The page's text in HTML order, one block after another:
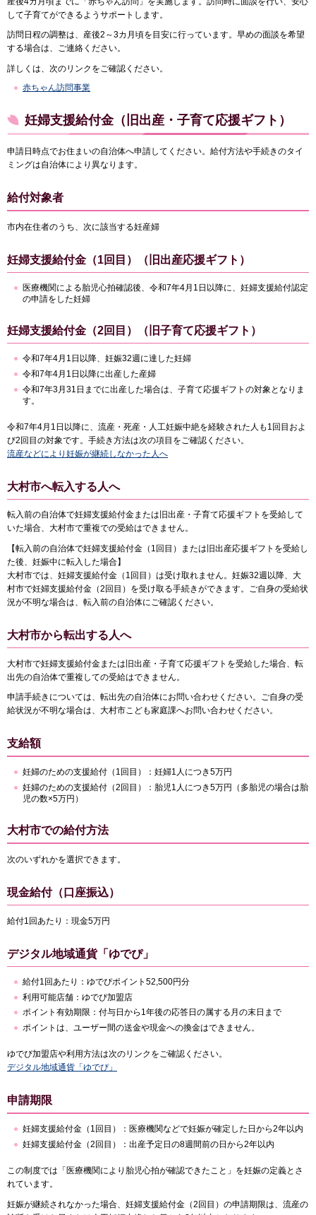
して子育てができるようサポートします。
訪問日程の調整は、産後2～3カ月頃を目安に行っています。早めの面談を希望
する場合は、ご連絡ください。
詳しくは、次のリンクをご確認ください。
赤ちゃん訪問事業
妊婦支援給付金（旧出産・子育て応援ギフト）
申請日時点でお住まいの自治体へ申請してください。給付方法や手続きのタイ
ミングは自治体により異なります。
給付対象者
市内在住者のうち、次に該当する妊産婦
妊婦支援給付金（1回目）（旧出産応援ギフト）
医療機関による胎児心拍確認後、令和7年4月1日以降に、妊婦支援給付認定
の申請をした妊婦
妊婦支援給付金（2回目）（旧子育て応援ギフト）
令和7年4月1日以降、妊娠32週に達した妊婦
令和7年4月1日以降に出産した産婦
令和7年3月31日までに出産した場合は、子育て応援ギフトの対象となりま
す。
令和7年4月1日以降に、流産・死産・人工妊娠中絶を経験された人も1回目およ
び2回目の対象です。手続き方法は次の項目をご確認ください。
流産などにより妊娠が継続しなかった人へ
大村市へ転入する人へ
転入前の自治体で妊婦支援給付金または旧出産・子育て応援ギフトを受給して
いた場合、大村市で重複での受給はできません。
【転入前の自治体で妊婦支援給付金（1回目）または旧出産応援ギフトを受給し
た後、妊娠中に転入した場合】
大村市では、妊婦支援給付金（1回目）は受け取れません。妊娠32週以降、大
村市で妊婦支援給付金（2回目）を受け取る手続きができます。ご自身の受給状
況が不明な場合は、転入前の自治体にご確認ください。
大村市から転出する人へ
大村市で妊婦支援給付金または旧出産・子育て応援ギフトを受給した場合、転
出先の自治体で重複しての受給はできません。
申請手続きについては、転出先の自治体にお問い合わせください。ご自身の受
給状況が不明な場合は、大村市こども家庭課へお問い合わせください。
支給額
妊婦のための支援給付（1回目）：妊婦1人につき5万円
妊婦のための支援給付（2回目）：胎児1人につき5万円（多胎児の場合は胎
児の数×5万円）
大村市での給付方法
次のいずれかを選択できます。
現金給付（口座振込）
給付1回あたり：現金5万円
デジタル地域通貨「ゆでぴ」
給付1回あたり：ゆでぴポイント52,500円分
利用可能店舗：ゆでぴ加盟店
ポイント有効期限：付与日から1年後の応答日の属する月の末日まで
ポイントは、ユーザー間の送金や現金への換金はできません。
ゆでぴ加盟店や利用方法は次のリンクをご確認ください。
デジタル地域通貨「ゆでぴ」
申請期限
妊婦支援給付金（1回目）：医療機関などで妊娠が確定した日から2年以内
妊婦支援給付金（2回目）：出産予定日の8週間前の日から2年以内
この制度では「医療機関により胎児心拍が確認できたこと」を妊娠の定義とさ
れています。
妊娠が継続されなかった場合、妊婦支援給付金（2回目）の申請期限は、流産の